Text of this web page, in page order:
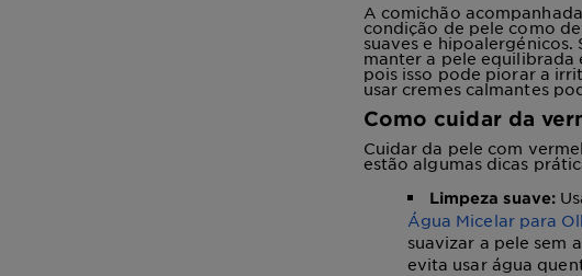
A comichão
condição de pele como
suaves e hipoalergénicos.
manter a pele equilibrada
pois isso pode piorar a
usar cremes calmantes
Como cuidar da
Cuidar da pele com
estão algumas dicas
Limpeza suave:
Água Micelar para
suavizar a pele sem
evita usar água